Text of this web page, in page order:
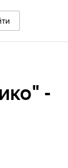
-